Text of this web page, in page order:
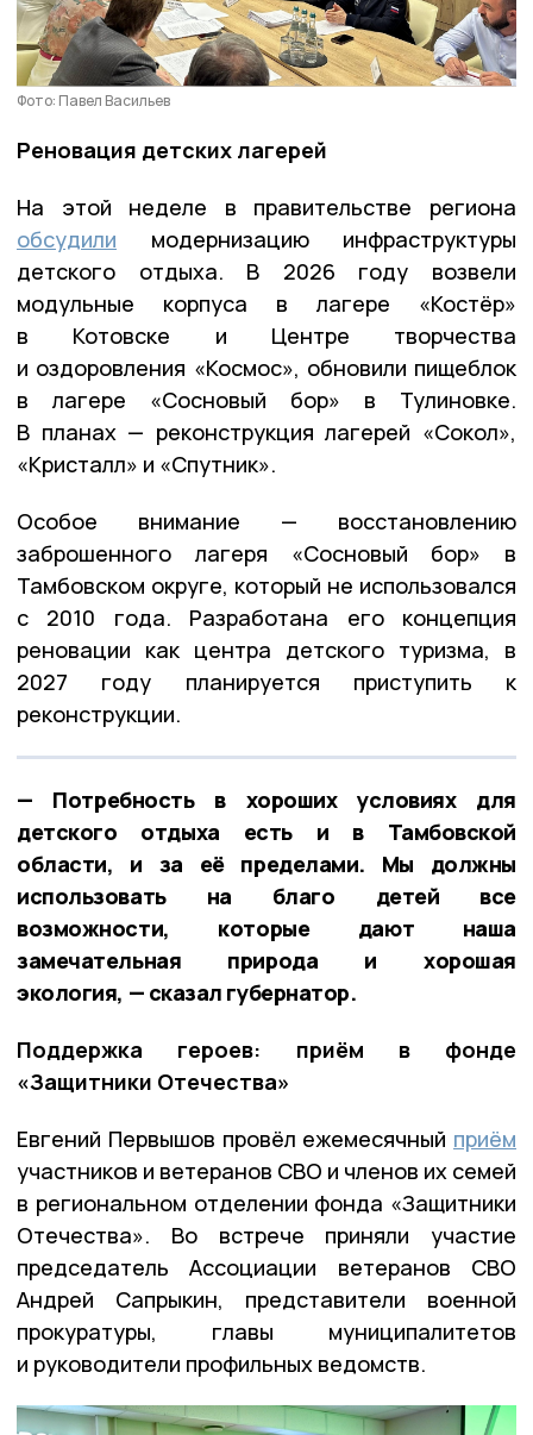
Фото: Павел Васильев
Реновация детских лагерей
На этой неделе в правительстве региона
обсудили модернизацию инфраструктуры
детского отдыха. В 2026 году возвели
модульные корпуса в лагере «Костёр»
в Котовске и Центре творчества
и оздоровления «Космос», обновили пищеблок
в лагере «Сосновый бор» в Тулиновке.
В планах — реконструкция лагерей «Сокол»,
«Кристалл» и «Спутник».
Особое внимание — восстановлению
заброшенного лагеря «Сосновый бор» в
Тамбовском округе, который не использовался
с 2010 года. Разработана его концепция
реновации как центра детского туризма, в
2027 году планируется приступить к
реконструкции.
— Потребность в хороших условиях для
детского отдыха есть и в Тамбовской
области, и за её пределами. Мы должны
использовать на благо детей все
возможности, которые дают наша
замечательная природа и хорошая
экология, — сказал губернатор.
Поддержка героев: приём в фонде
«Защитники Отечества»
Евгений Первышов провёл ежемесячный приём
участников и ветеранов СВО и членов их семей
в региональном отделении фонда «Защитники
Отечества». Во встрече приняли участие
председатель Ассоциации ветеранов СВО
Андрей Сапрыкин, представители военной
прокуратуры, главы муниципалитетов
и руководители профильных ведомств.